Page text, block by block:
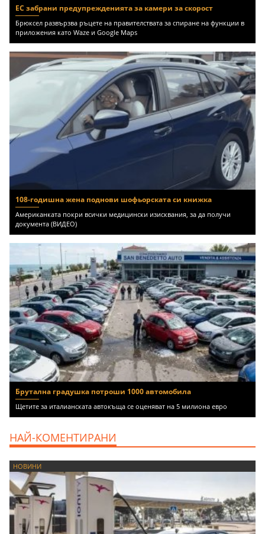
ЕС забрани предупрежденията за камери за скорост
Брюксел развързва ръцете на правителствата за спиране на функции в
приложения като Waze и Google Maps
108-годишна жена поднови шофьорската си книжка
Американката покри всички медицински изисквания, за да получи
документа (ВИДЕО)
Брутална градушка потроши 1000 автомобила
Щетите за италианската автокъща се оценяват на 5 милиона евро
НАЙ-КОМЕНТИРАНИ
НОВИНИ